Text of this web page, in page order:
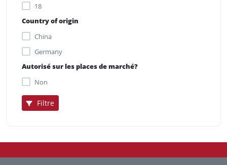
18
Country of origin
China
Germany
Autorisé sur les places de marché?
Non
Filtre